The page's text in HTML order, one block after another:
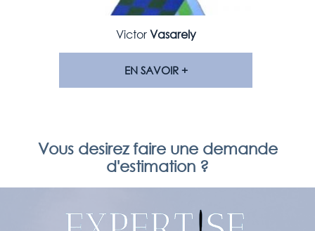
VictorVasarely
EN SAVOIR +
Vous desirez faire une demande
d'estimation ?